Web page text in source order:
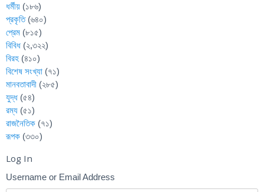
ধর্মীয় (১৮৬)
প্রকৃতি(৬৪০)
প্রেম (৮১৫)
বিবিধ (২,৩২২)
বিরহ (৪১০)
বিশেষ সংখ্যা (৭১)
মানবতাবাদী (২৮৫)
যুদ্ধ (৫৪)
রম্য (৫১)
রাজনৈতিক (৭১)
রূপক (৩৩০)
Log In
Username or Email Address